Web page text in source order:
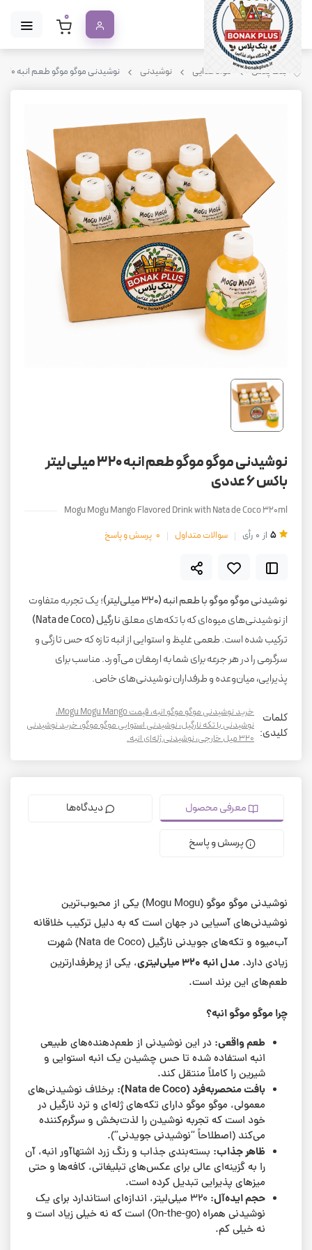
0
بنک پلاس مواد غذایی نوشیدنی نوشیدنی موگو موگو طعم انبه ۳۲۰ میلی لیتر باکس 6 عددی
نوشیدنی موگو موگو طعم انبه ۳۲۰ میلی لیتر
باکس 6 عددی
Mogu Mogu Mango Flavored Drink with Nata de Coco 320ml
5 از 0 رأی سوالات متداول 0 پرسش و پاسخ
نوشیدنی موگو موگو با طعم انبه (۳۲۰ میلی‌لیتر)
؛ یک تجربه متفاوت
از نوشیدنی‌های میوه‌ای که با تکه‌های معلقنارگیل (Nata de Coco)
ترکیب شده است. طعمی غلیظ و استوایی از انبه تازه که حس تازگی و
سرگرمی را در هر جرعه برای شما به ارمغان می‌آورد. مناسب برای
پذیرایی، میان‌وعده و طرفداران نوشیدنی‌های خاص.
کلمات
کلیدی:
خرید نوشیدنی موگو موگو انبه، قیمت Mogu Mogu Mango،
نوشیدنی با تکه نارگیل، نوشیدنی استوایی موگو موگو، خرید نوشیدنی
۳۲۰ میل خارجی، نوشیدنی ژله‌ای انبه.
معرفی محصول دیدگاه‌ها
پرسش و پاسخ
نوشیدنی موگو موگو (Mogu Mogu) یکی از محبوب‌ترین
نوشیدنی‌های آسیایی در جهان است که به دلیل ترکیب خلاقانه
آب‌میوه و تکه‌های جویدنی نارگیل (Nata de Coco) شهرت
زیادی دارد. مدل انبه ۳۲۰ میلی‌لیتری
، یکی از پرطرفدارترین
طعم‌های این برند است.
چرا موگو موگو انبه؟
طعم واقعی: در این نوشیدنی از طعم‌دهنده‌های طبیعی
انبه استفاده شده تا حس چشیدن یک انبه استوایی و
شیرین را کاملاً منتقل کند.
بافت منحصر‌به‌فرد (Nata de Coco):
برخلاف نوشیدنی‌های
معمولی، موگو موگو دارای تکه‌های ژله‌ای و ترد نارگیل در
خود است که تجربه نوشیدن را لذت‌بخش و سرگرم‌کننده
می‌کند (اصطلاحاً “نوشیدنی جویدنی”).
ظاهر جذاب: بسته‌بندی جذاب و رنگ زرد اشتها‌آور انبه، آن
را به گزینه‌ای عالی برای عکس‌های تبلیغاتی، کافه‌ها و حتی
میزهای پذیرایی تبدیل کرده است.
حجم ایده‌آل:
۳۲۰ میلی‌لیتر، اندازه‌ای استاندارد برای یک
نوشیدنی همراه (On-the-go) است که نه خیلی زیاد است و
نه خیلی کم.